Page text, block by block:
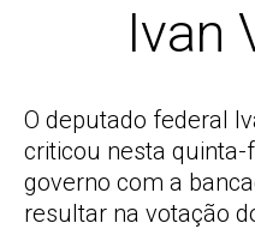
Ivan
O deputado federal
criticou nesta
governo com a
resultar na votação